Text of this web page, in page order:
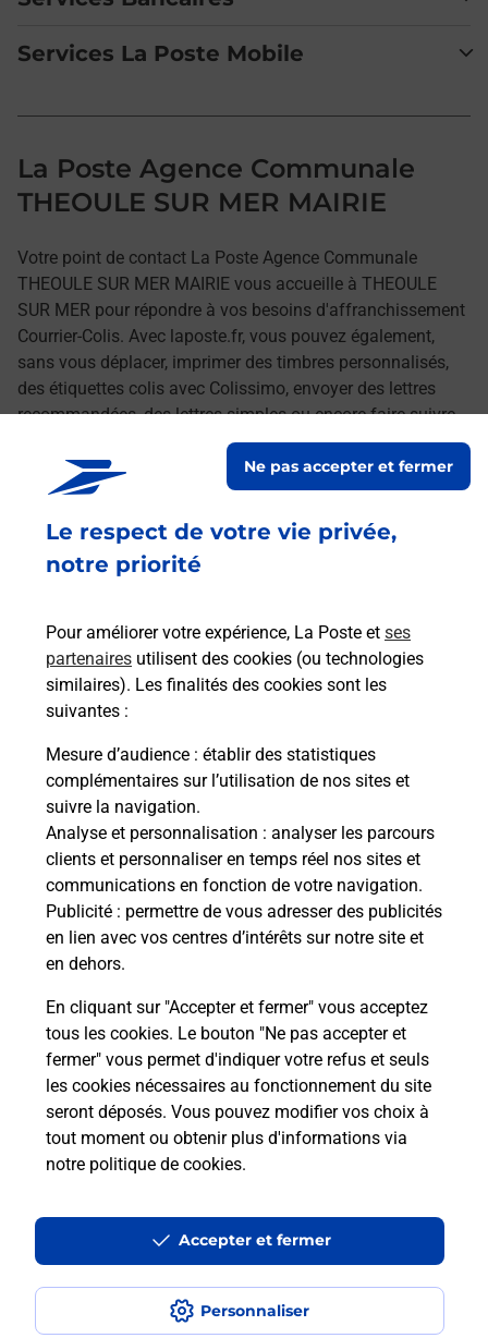
Le respect de votre vie privée,
notre priorité
Pour améliorer votre expérience, La Poste et ses
partenaires utilisent des cookies (ou technologies
similaires). Les finalités des cookies sont les
suivantes :
Mesure d’audience : établir des statistiques
complémentaires sur l’utilisation de nos sites et
suivre la navigation.
Analyse et personnalisation : analyser les parcours
clients et personnaliser en temps réel nos sites et
communications en fonction de votre navigation.
Publicité : permettre de vous adresser des publicités
en lien avec vos centres d’intérêts sur notre site et
en dehors.
En cliquant sur "Accepter et fermer" vous acceptez
tous les cookies. Le bouton "Ne pas accepter et
fermer" vous permet d'indiquer votre refus et seuls
les cookies nécessaires au fonctionnement du site
seront déposés. Vous pouvez modifier vos choix à
tout moment ou obtenir plus d'informations via
notre politique de cookies.
Personnaliser
Ne pas accepter et fermer
Accepter et fermer
Services La Poste Mobile
La Poste Agence Communale
THEOULE SUR MER MAIRIE
Votre point de contact La Poste Agence Communale
THEOULE SUR MER MAIRIE vous accueille à THEOULE
SUR MER pour répondre à vos besoins d'affranchissement
Courrier-Colis. Avec laposte.fr, vous pouvez également,
sans vous déplacer, imprimer des timbres personnalisés,
des étiquettes colis avec Colissimo, envoyer des lettres
recommandées, des lettres simples ou encore faire suivre
votre courrier à votre nouvelle adresse. Le tout quand vous
voulez, où vous voulez.
Retrouvez toutes nos offres en ligne sur notre site
THEOULE SUR MER
THEOULE SUR MER MAIRIE
Accessibilité : partiellement conforme
Conditions contractuelles